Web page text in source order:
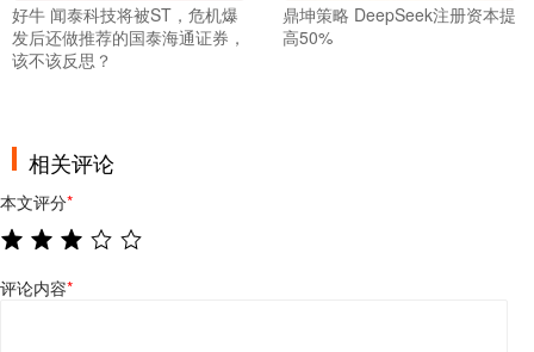
好牛 闻泰科技将被ST，危机爆
发后还做推荐的国泰海通证券，
该不该反思？
鼎坤策略 DeepSeek注册资本提
高50%
相关评论
本文评分*
评论内容*